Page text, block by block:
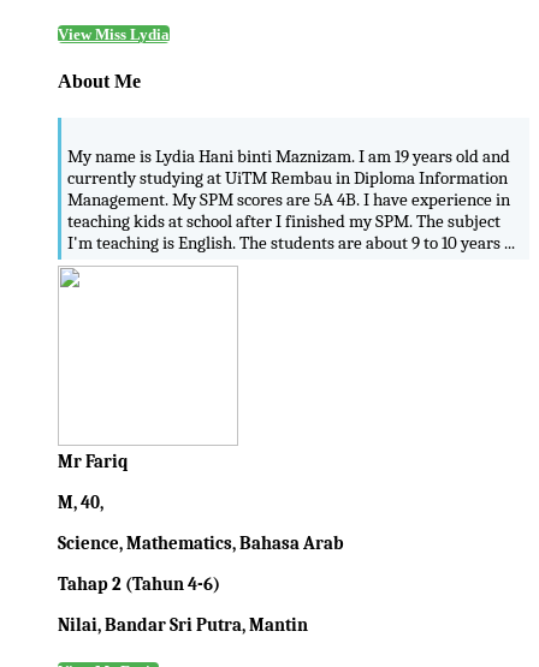
View Miss Lydia
About Me
My name is Lydia Hani binti Maznizam. I am 19 years old and
currently studying at UiTM Rembau in Diploma Information
Management. My SPM scores are 5A 4B. I have experience in
teaching kids at school after I finished my SPM. The subject
I'm teaching is English. The students are about 9 to 10 years ...
Mr Fariq
M, 40,
Science, Mathematics, Bahasa Arab
Tahap 2 (Tahun 4-6)
Nilai, Bandar Sri Putra, Mantin